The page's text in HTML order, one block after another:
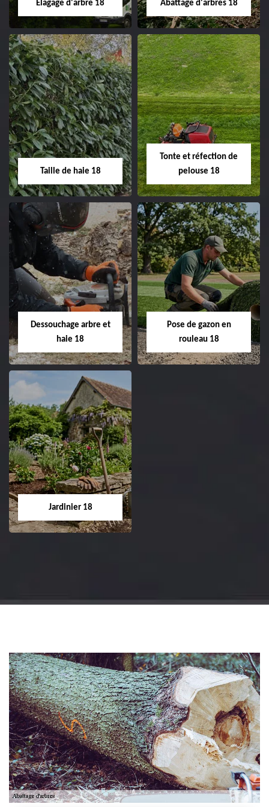
changement grillage et
clôture 18 Cher tel:
02.52.56.49.40
Elagage d'arbre 18
Elagage d'arbre 18
Entreprise élagage
d'arbre 18 Cher tel:
02.52.56.49.40
Abattage d'arbres 18
Abattage d'arbres
18
Entreprise abattage
Taille de haie 18
Taille de haie 18
Entreprise taille de haie
18 Cher tel:
02.52.56.49.40
Tonte et réfection de
pelouse 18
Tonte et réfection
de pelouse 18
Entreprise tonte et
Cher tel: 02.52.56.49.40
Dessouchage arbre et
haie 18
Dessouchage arbre
et haie 18
Entreprise dessouchage
arbre et haie 18 Cher
Pose de gazon en
rouleau 18
Jardinier 18